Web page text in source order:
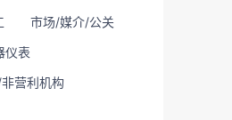
市场/媒介/公关
仪表
营利机构